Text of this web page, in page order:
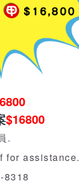
$16800
.
for assistance.
8318